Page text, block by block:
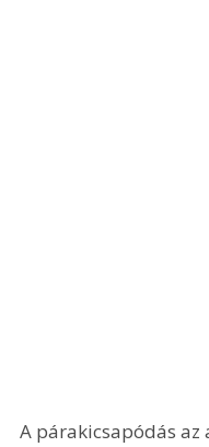
A párakicsapódás az